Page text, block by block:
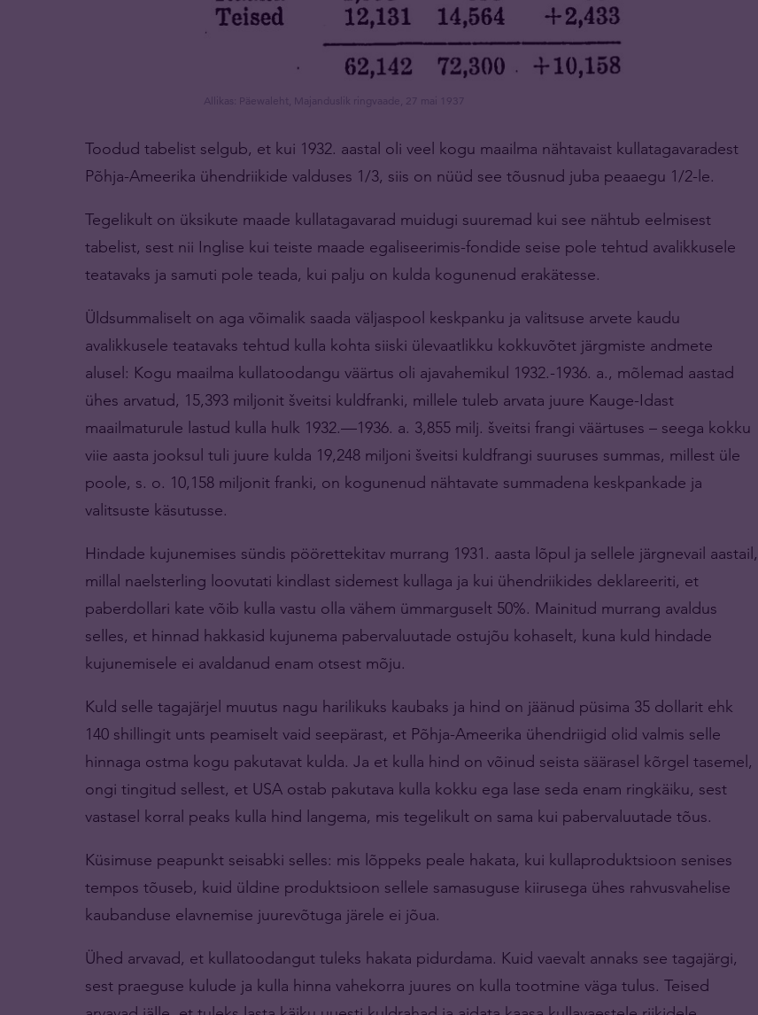
Allikas: Päewaleht, Majanduslik ringvaade, 27 mai 1937
Toodud tabelist selgub, et kui 1932. aastal oli veel kogu maailma nähtavaist kullatagavaradest
Põhja-Ameerika ühendriikide valduses 1/3, siis on nüüd see tõusnud juba peaaegu 1/2-le.
Tegelikult on üksikute maade kullatagavarad muidugi suuremad kui see nähtub eelmisest
tabelist, sest nii Inglise kui teiste maade egaliseerimis-fondide seise pole tehtud avalikkusele
teatavaks ja samuti pole teada, kui palju on kulda kogunenud erakätesse.
Üldsummaliselt on aga võimalik saada väljaspool keskpanku ja valitsuse arvete kaudu
avalikkusele teatavaks tehtud kulla kohta siiski ülevaatlikku kokkuvõtet järgmiste andmete
alusel: Kogu maailma kullatoodangu väärtus oli ajavahemikul 1932.-1936. a., mõlemad aastad
ühes arvatud, 15,393 miljonit šveitsi kuldfranki, millele tuleb arvata juure Kauge-Idast
maailmaturule lastud kulla hulk 1932.—1936. a. 3,855 milj. šveitsi frangi väärtuses – seega kokku
viie aasta jooksul tuli juure kulda 19,248 miljoni šveitsi kuldfrangi suuruses summas, millest üle
poole, s. o. 10,158 miljonit franki, on kogunenud nähtavate summadena keskpankade ja
valitsuste käsutusse.
Hindade kujunemises sündis pöörettekitav murrang 1931. aasta lõpul ja sellele järgnevail aastail,
millal naelsterling loovutati kindlast sidemest kullaga ja kui ühendriikides deklareeriti, et
paberdollari kate võib kulla vastu olla vähem ümmarguselt 50%. Mainitud murrang avaldus
selles, et hinnad hakkasid kujunema pabervaluutade ostujõu kohaselt, kuna kuld hindade
kujunemisele ei avaldanud enam otsest mõju.
Kuld selle tagajärjel muutus nagu harilikuks kaubaks ja hind on jäänud püsima 35 dollarit ehk
140 shillingit unts peamiselt vaid seepärast, et Põhja-Ameerika ühendriigid olid valmis selle
hinnaga ostma kogu pakutavat kulda. Ja et kulla hind on võinud seista säärasel kõrgel tasemel,
ongi tingitud sellest, et USA ostab pakutava kulla kokku ega lase seda enam ringkäiku, sest
vastasel korral peaks kulla hind langema, mis tegelikult on sama kui pabervaluutade tõus.
Küsimuse peapunkt seisabki selles: mis lõppeks peale hakata, kui kullaproduktsioon senises
tempos tõuseb, kuid üldine produktsioon sellele samasuguse kiirusega ühes rahvusvahelise
kaubanduse elavnemise juurevõtuga järele ei jõua.
Ühed arvavad, et kullatoodangut tuleks hakata pidurdama. Kuid vaevalt annaks see tagajärgi,
sest praeguse kulude ja kulla hinna vahekorra juures on kulla tootmine väga tulus. Teised